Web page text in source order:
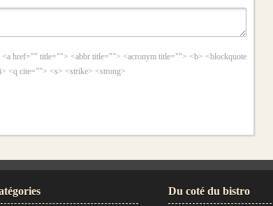
<a href="" title=""> <abbr title=""> <acronym title=""> <b> <blockquote
<q cite=""> <s> <strike> <strong>
Du coté du bistro